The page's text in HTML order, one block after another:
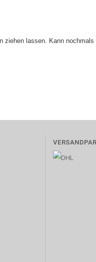
ziehen lassen. Kann nochmals